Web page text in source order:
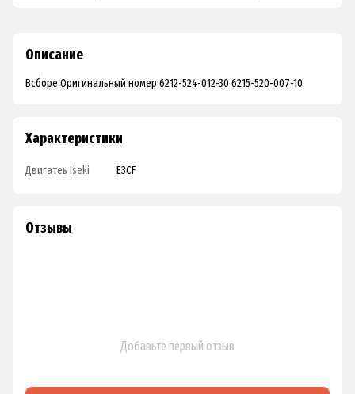
Описание
Всборе Оригинальный номер 6212-524-012-30 6215-520-007-10
Характеристики
Двигатеь Iseki E3CF
Отзывы
Добавьте первый отзыв